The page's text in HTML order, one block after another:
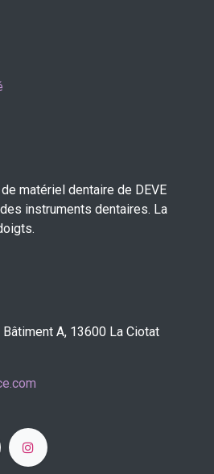
matériel dentaire de DEVE
instruments dentaires. La
A, 13600 La Ciotat